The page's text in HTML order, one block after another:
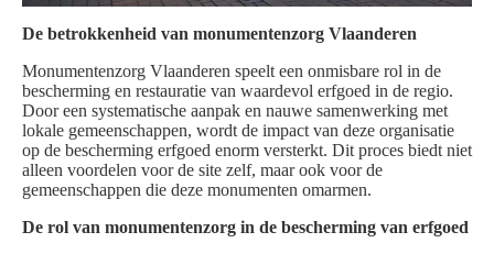
De betrokkenheid van monumentenzorg Vlaanderen
Monumentenzorg Vlaanderen speelt een onmisbare rol in de
bescherming en restauratie van waardevol erfgoed in de regio.
Door een systematische aanpak en nauwe samenwerking met
lokale gemeenschappen, wordt de impact van deze organisatie
op de bescherming erfgoed enorm versterkt. Dit proces biedt niet
alleen voordelen voor de site zelf, maar ook voor de
gemeenschappen die deze monumenten omarmen.
De rol van monumentenzorg in de bescherming van erfgoed